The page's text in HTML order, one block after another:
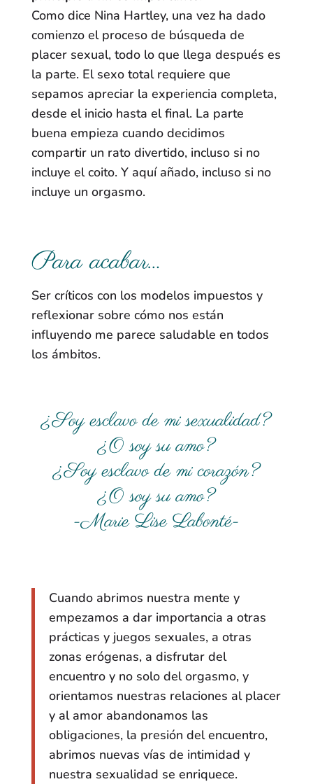
Como dice Nina Hartley, una vez ha dado
comienzo el proceso de búsqueda de
placer sexual, todo lo que llega después es
la parte. El sexo total requiere que
sepamos apreciar la experiencia completa,
desde el inicio hasta el final. La parte
buena empieza cuando decidimos
compartir un rato divertido, incluso si no
incluye el coito. Y aquí añado, incluso si no
incluye un orgasmo.
Para acabar…
Ser críticos con los modelos impuestos y
reflexionar sobre cómo nos están
influyendo me parece saludable en todos
los ámbitos.
¿Soy esclavo de mi sexualidad?
¿O soy su amo?
¿Soy esclavo de mi corazón?
¿O soy su amo?
-Marie Lise Labonté-
Cuando abrimos nuestra mente y
empezamos a dar importancia a otras
prácticas y juegos sexuales, a otras
zonas erógenas, a disfrutar del
encuentro y no solo del orgasmo, y
orientamos nuestras relaciones al placer
y al amor abandonamos las
obligaciones, la presión del encuentro,
abrimos nuevas vías de intimidad y
nuestra sexualidad se enriquece.